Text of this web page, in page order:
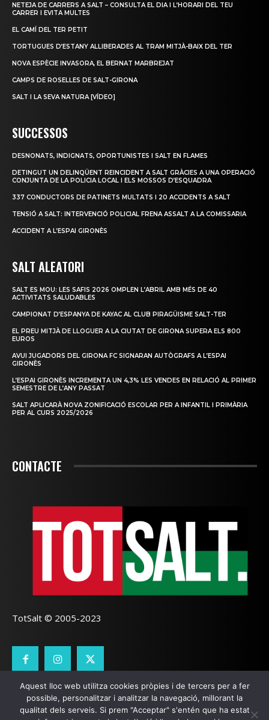
NETEJA DE CARRERS A SALT – CONSULTA EL DIA I L’HORARI DEL TEU
CARRER I EVITA MULTES
EL CAMÍ DEL TER PETIT
TORTUGUES D’ESTANY ALLIBERADES AL TRAM MITJÀ-BAIX DEL TER
NOVA ESPÈCIE INVASORA, EL BERNAT MARBREJAT
CAMPS DE ROSELLES DE SALT-GIRONA
SALT I LA SEVA NATURA [VÍDEO]
SUCCESSOS
DESNONATS, INDIGNATS, OPORTUNISTES I SALT EN FLAMES
DETINGUT UN DELINQÜENT REINCIDENT A SALT GRÀCIES A UNA OPERACIÓ
CONJUNTA DE LA POLICIA LOCAL I ELS MOSSOS D’ESQUADRA
337 CONDUCTORS DE PATINETS MULTATS I 20 ACCIDENTS A SALT
TENSIÓ A SALT: INTERVENCIÓ POLICIAL FRENA ASSALT A LA COMISSARIA
ACCIDENT A L’ESPAI GIRONÈS
SALT ALEATORI
SALT ES MOU: LES SAFIS 2026 OMPLEN L’ABRIL AMB MÉS DE 40
ACTIVITATS SALUDABLES
CAMPIONAT D’ESPANYA DE KAYAC AL CLUB PIRAGÜISME SALT-TER
EL PREU MITJÀ DE LLOGUER A LA CIUTAT DE GIRONA SUPERA ELS 800
EUROS
AVUI JUGADORS DEL GIRONA FC SIGNARAN AUTÒGRAFS A L’ESPAI
GIRONÈS
L’ESPAI GIRONÈS INCREMENTA UN 4,3% LES VENDES EN RELACIÓ AL PRIMER
SEMESTRE DE L’ANY PASSAT
SALT APLICARÀ NOVA ZONIFICACIÓ ESCOLAR PER A INFANTIL I PRIMÀRIA
PER AL CURS 2025/2026
CONTACTE
TotSalt © 2005-2023
CONTACTE TOTSALT AVÍS LEGAL GALETES
SEO LOCALI PÀGINES WEB GIRONA ZOOOMWEB
Aquest lloc web utilitza cookies pròpies i de tercers per a fer
possible, personalitzar i analitzar la navegació, millorant la
qualitat dels serveis. Si prem "Acceptar" s'entén que ha estat